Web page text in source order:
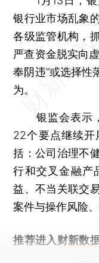
银行业市场乱象
各级监管机构，
严查资金脱实向
奉阴违”或选择性
为。
银监会表示，
22个要点继续开
括：公司治理不
行和交叉金融产
益、不当关联交
案件与操作风险
推荐进入 财新数